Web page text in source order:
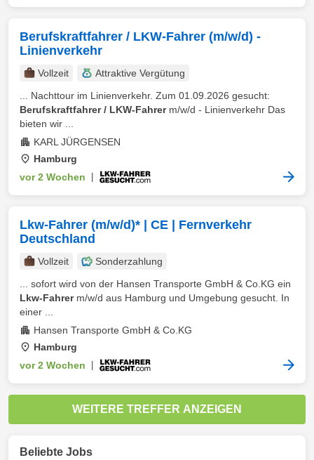
Berufskraftfahrer / LKW-Fahrer (m/w/d) -
Linienverkehr
Vollzeit
Attraktive Vergütung
... Nachttour im Linienverkehr. Zum 01.09.2026 gesucht:
Berufskraftfahrer / LKW-Fahrerm/w/d - Linienverkehr Das
bieten wir ...
KARL JÜRGENSEN
Hamburg
vor 2 Wochen
Lkw-Fahrer (m/w/d)* | CE | Fernverkehr
Deutschland
Vollzeit
Sonderzahlung
... sofort wird von der Hansen Transporte GmbH & Co.KG ein
Lkw-Fahrerm/w/d aus Hamburg und Umgebung gesucht. In
einer ...
Hansen Transporte GmbH & Co.KG
Hamburg
vor 2 Wochen
WEITERE TREFFER ANZEIGEN
Beliebte Jobs